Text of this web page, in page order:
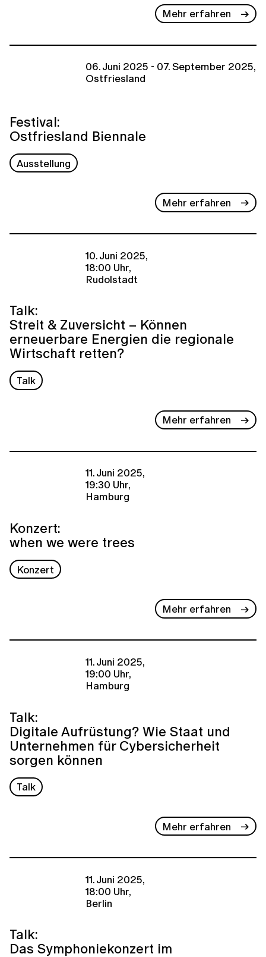
Mehr erfahren
06. Juni 2025 - 07. September 2025,
Ostfriesland
Festival:
Ostfriesland Biennale
Ausstellung
Mehr erfahren
10. Juni 2025,
18:00 Uhr,
Rudolstadt
Talk:
Streit & Zuversicht – Können
erneuerbare Energien die regionale
Wirtschaft retten?
Talk
Mehr erfahren
11. Juni 2025,
19:30 Uhr,
Hamburg
Konzert:
when we were trees
Konzert
Mehr erfahren
11. Juni 2025,
19:00 Uhr,
Hamburg
Talk:
Digitale Aufrüstung? Wie Staat und
Unternehmen für Cybersicherheit
sorgen können
Talk
Mehr erfahren
11. Juni 2025,
18:00 Uhr,
Berlin
Talk:
Das Symphoniekonzert im